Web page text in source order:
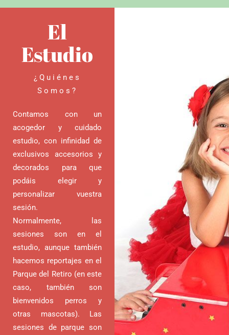
El
Estudio
¿Quiénes
Somos?
Contamos con un
acogedor y cuidado
estudio, con infinidad de
exclusivos accesorios y
decorados para que
podáis elegir y
personalizar vuestra
sesión.
Normalmente, las
sesiones son en el
estudio, aunque también
hacemos reportajes en el
Parque del Retiro (en este
caso, también son
bienvenidos perros y
otras mascotas). Las
sesiones de parque son